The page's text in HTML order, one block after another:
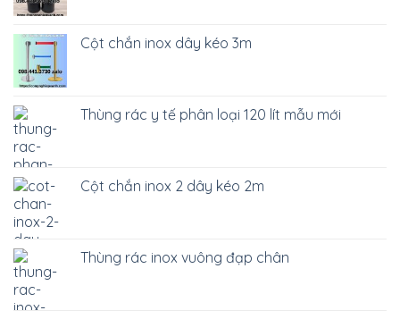
Cột chắn inox dây kéo 3m
Thùng rác y tế phân loại 120 lít mẫu mới
Cột chắn inox 2 dây kéo 2m
Thùng rác inox vuông đạp chân